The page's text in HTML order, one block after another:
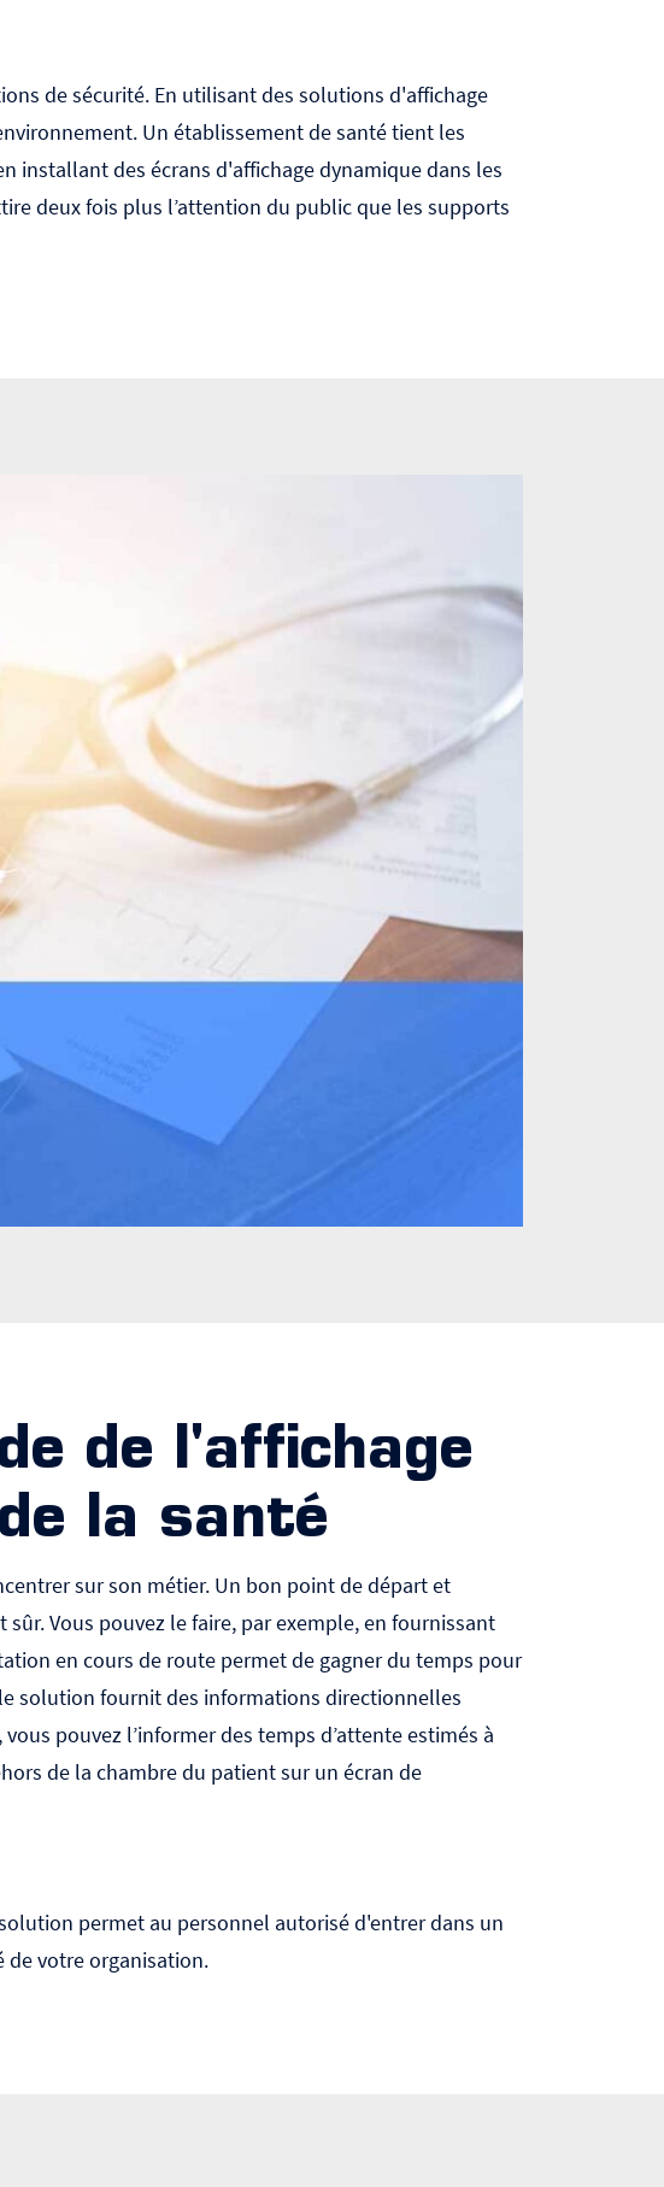
de sécurité. En utilisant des solutions d'affichage
Un établissement de santé tient les
installant des écrans d'affichage dynamique dans les
deux fois plus l’attention du public que les supports
de l'affichage
la santé
sur son métier. Un bon point de départ et
Vous pouvez le faire, par exemple, en fournissant
en cours de route permet de gagner du temps pour
solution fournit des informations directionnelles
pouvez l’informer des temps d’attente estimés à
de la chambre du patient sur un écran de
permet au personnel autorisé d'entrer dans un
de votre organisation.